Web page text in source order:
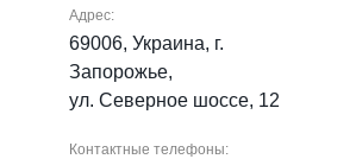
Адрес:
69006, Украина, г.
Запорожье,
ул. Северное шоссе, 12
Контактные телефоны: